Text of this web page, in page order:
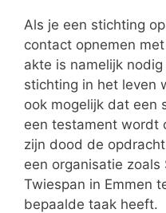
Als je een stichting
contact opnemen
akte is namelijk
stichting in het leven
ook mogelijk dat een
een testament wordt
zijn dood de
een organisatie zoals
Twiespan in Emmen
bepaalde taak heeft.